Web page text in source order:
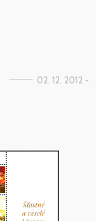
02. 12. 2012 -